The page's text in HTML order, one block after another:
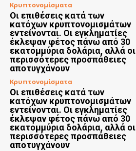
Κρυπτονομίσματα
Οι επιθέσεις κατά των
κατόχων κρυπτονομισμάτων
εντείνονται. Οι εγκληματίες
έκλεψαν φέτος πάνω από 30
εκατομμύρια δολάρια, αλλά οι
περισσότερες προσπάθειες
αποτυγχάνουν
Κρυπτονομίσματα
Οι επιθέσεις κατά των
κατόχων κρυπτονομισμάτων
εντείνονται. Οι εγκληματίες
έκλεψαν φέτος πάνω από 30
εκατομμύρια δολάρια, αλλά οι
περισσότερες προσπάθειες
αποτυγχάνουν